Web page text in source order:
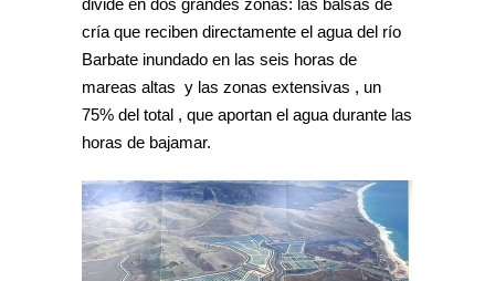
divide en dos grandes zonas: las balsas de
cría que reciben directamente el agua del río
Barbate inundado en las seis horas de
mareas altas y las zonas extensivas , un
75% del total , que aportan el agua durante las
horas de bajamar.